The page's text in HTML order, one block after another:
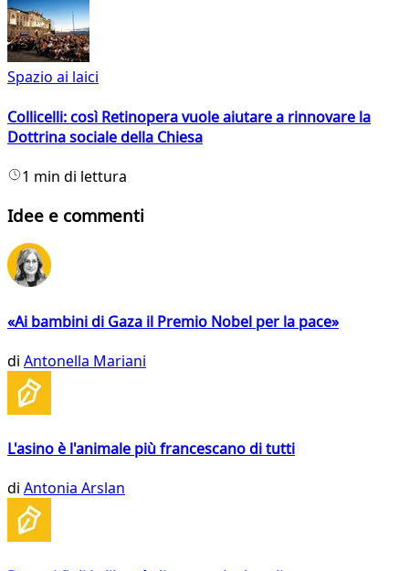
Spazio ai laici
Collicelli: così Retinopera vuole aiutare a rinnovare la
Dottrina sociale della Chiesa
1 min di lettura
Idee e commenti
«Ai bambini di Gaza il Premio Nobel per la pace»
di Antonella Mariani
L'asino è l'animale più francescano di tutti
di Antonia Arslan